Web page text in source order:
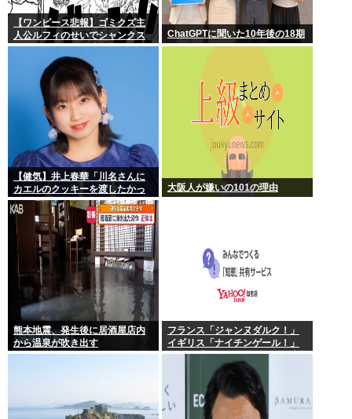
【ワンピース悲報】ゴミクズ主
人公ルフィのせいでシャンクス
に続きギャバンの腕も無くなる
ChatGPTに聞いた10年後の18期
【健気】井上春華「川名さんに
カエルのクッキーを渡したかっ
たけど、話しかけられず結局自
分で食べた」
大阪人が嫌いの101の理由
熊本地震、発生後に居酒屋店内
から温泉が吹き出す
フランス「ジャンヌダルク！」
イギリス「ナイチンゲール！」
インド「マザーテレサ！」日本